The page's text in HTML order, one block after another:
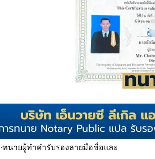
·ทนายผู้ทำคำรับรองลายมือชื่อและ